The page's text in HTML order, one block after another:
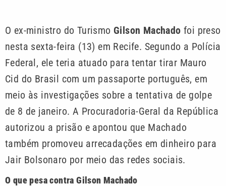
O ex-ministro do Turismo Gilson Machado foi preso
nesta sexta-feira (13) em Recife. Segundo a Polícia
Federal, ele teria atuado para tentar tirar Mauro
Cid do Brasil com um passaporte português, em
meio às investigações sobre a tentativa de golpe
de 8 de janeiro. A Procuradoria-Geral da República
autorizou a prisão e apontou que Machado
também promoveu arrecadações em dinheiro para
Jair Bolsonaro por meio das redes sociais.
O que pesa contra Gilson Machado